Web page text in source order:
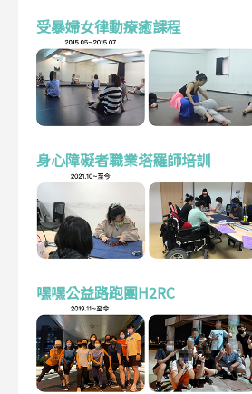
受暴婦女律動療癒課程
身心障礙者職業塔羅師培訓
嘿嘿公益路跑團H2RC